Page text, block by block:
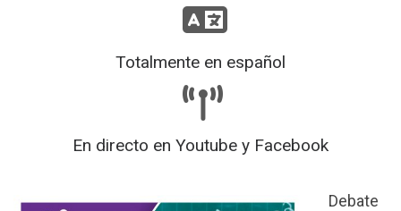
Totalmente en español
En directo en Youtube y Facebook
Debate